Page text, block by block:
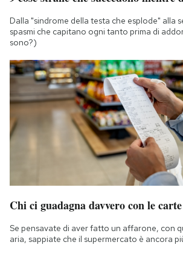
Dalla "sindrome della testa che esplode" alla
spasmi che capitano ogni tanto prima di
sono?)
Chi ci guadagna davvero con le
Se pensavate di aver fatto un affarone, con
aria, sappiate che il supermercato è ancora